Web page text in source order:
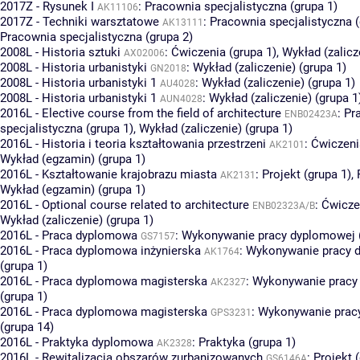
2017Z - Rysunek I AK11106: Pracownia specjalistyczna (grupa 1)
2017Z - Techniki warsztatowe AK13111 : Pracownia specjalistyczna
Pracownia specjalistyczna (grupa 2)
2008L - Historia sztuki AX02006: Ćwiczenia (grupa 1), Wykład
2008L - Historia urbanistyki GN2018: Wykład (zaliczenie) (grupa 1)
2008L - Historia urbanistyki 1 AU4028: Wykład (zaliczenie) (grupa 1)
2008L - Historia urbanistyki 1 AUN4028: Wykład (zaliczenie) (grupa
2016L - Elective course from the field of architecture ENB02423A:
specjalistyczna (grupa 1), Wykład (zaliczenie) (grupa 1)
2016L - Historia i teoria kształtowania przestrzeni AK2101 :
Wykład (egzamin) (grupa 1)
2016L - Kształtowanie krajobrazu miasta AK2131 : Projekt (grupa 1),
Wykład (egzamin) (grupa 1)
2016L - Optional course related to architecture ENB02323A/B:
Wykład (zaliczenie) (grupa 1)
2016L - Praca dyplomowa GS7157: Wykonywanie pracy dyplomowej
2016L - Praca dyplomowa inżynierska AK1764: Wykonywanie pracy
(grupa 1)
2016L - Praca dyplomowa magisterska AK2327: Wykonywanie
(grupa 1)
2016L - Praca dyplomowa magisterska GPS3231 : Wykonywanie
(grupa 14)
2016L - Praktyka dyplomowa AK2328: Praktyka (grupa 1)